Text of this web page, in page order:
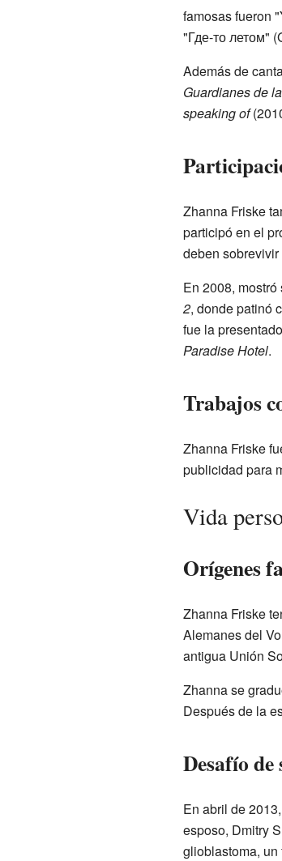
famosas fueron
"Где-то летом"
Además de
Guardianes de
speaking of
Zhanna Friske
participó en el
deben
En 2008,
2, donde patinó
fue la
Paradise Hotel.
Trabajos
Zhanna Friske
publicidad para
Vida
Orígenes
Zhanna Friske
Alemanes del
antigua Unión
Zhanna se
Después de la
Desafío de
En abril de
esposo, Dmitry
glioblastoma, un